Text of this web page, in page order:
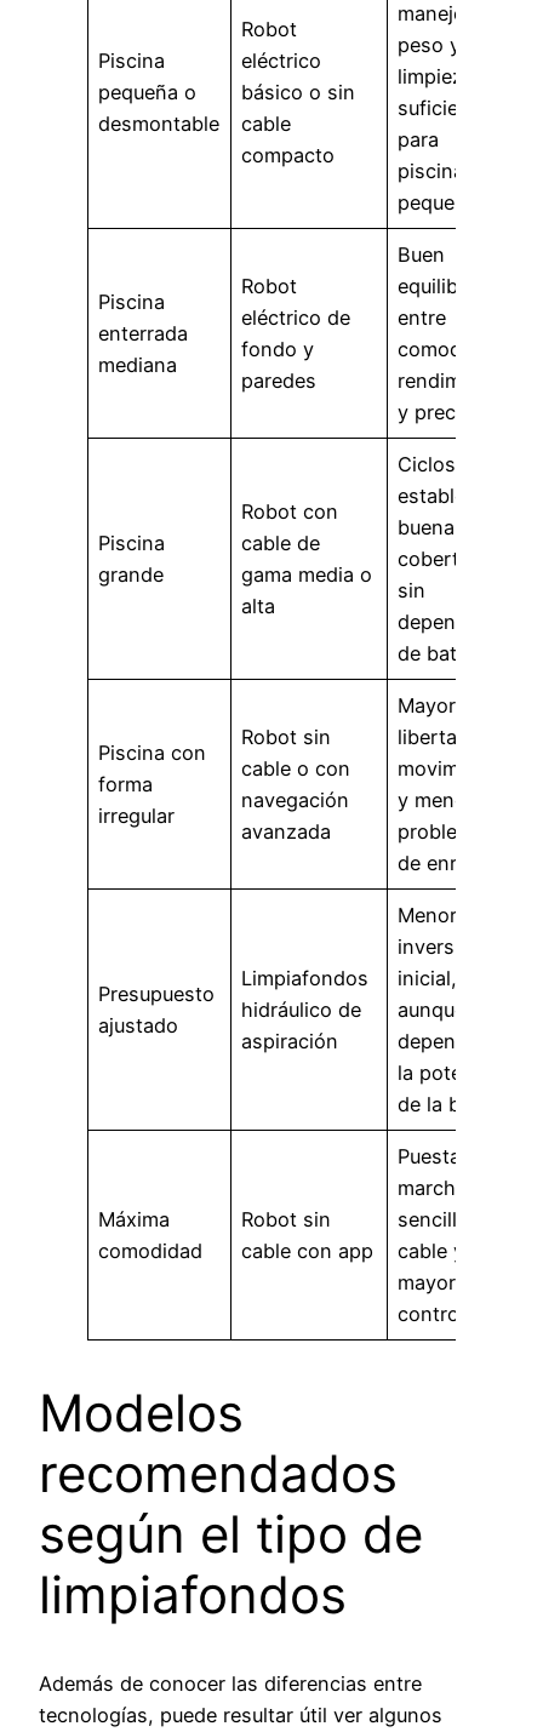
Piscina
pequeña o
desmontable
Robot
eléctrico
básico o sin
cable
compacto
manejo, bajo
peso y
limpieza
suficiente
para
piscinas
pequeñas.
Piscina
enterrada
mediana
Robot
eléctrico de
fondo y
paredes
Buen
equilibrio
entre
comodidad,
rendimiento
y precio.
Piscina
grande
Robot con
cable de
gama media o
alta
Ciclos
estables,
buena
cobertura y
sin
dependencia
de batería.
Piscina con
forma
irregular
Robot sin
cable o con
navegación
avanzada
Mayor
libertad de
movimiento
y menos
problemas
de enredos.
Presupuesto
ajustado
Limpiafondos
hidráulico de
aspiración
Menor
inversión
inicial,
aunque
depende de
la potencia
de la bomba.
Máxima
comodidad
Robot sin
cable con app
Puesta en
marcha
sencilla, sin
cable y con
mayor
control.
Modelos
recomendados
según el tipo de
limpiafondos
Además de conocer las diferencias entre
tecnologías, puede resultar útil ver algunos